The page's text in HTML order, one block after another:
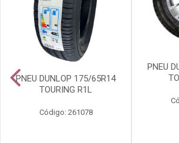
PNEU DUNLOP 175/65R14
TOURING R1L
Código: 261078
PNEU